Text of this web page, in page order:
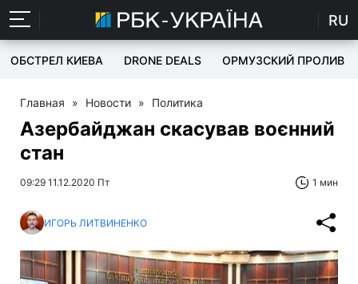
RU
ОБСТРЕЛ КИЕВА DRONE DEALS ОРМУЗСКИЙ ПРОЛИВ
Главная » Новости » Политика
Азербайджан скасував воєнний
стан
09:29 11.12.2020 Пт 1 мин
ИГОРЬ ЛИТВИНЕНКО